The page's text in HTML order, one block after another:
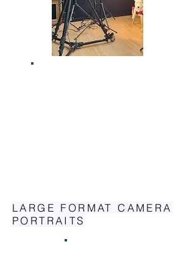
LARGE FORMAT CAMERA
PORTRAITS